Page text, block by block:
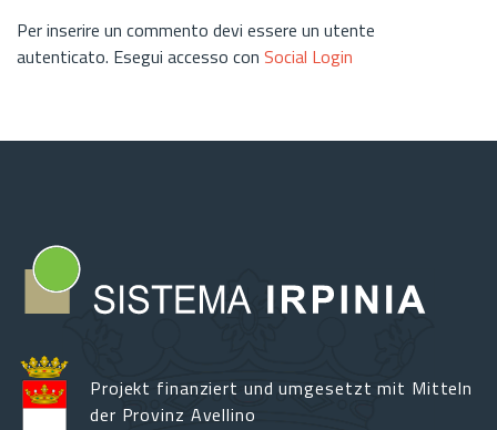
Per inserire un commento devi essere un utente
autenticato. Esegui accesso con Social Login
Projekt finanziert und umgesetzt mit Mitteln
der Provinz Avellino